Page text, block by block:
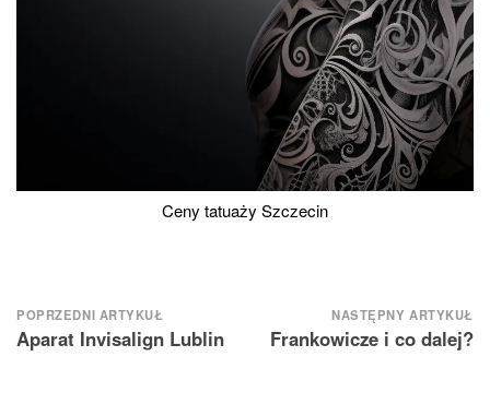
Ceny tatuaży Szczecin
Nawigacja
wpisu
POPRZEDNI ARTYKUŁ
Aparat Invisalign Lublin
NASTĘPNY ARTYKUŁ
Frankowicze i co dalej?